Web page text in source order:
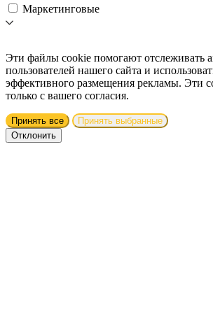
Маркетинговые
Эти файлы cookie помогают отслеживать
пользователей нашего сайта и
эффективного размещения рекламы. Эти
только с вашего согласия.
Принять все
Принять выбранные
Отклонить